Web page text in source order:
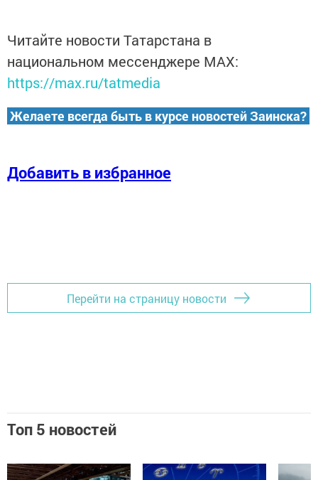
Читайте новости Татарстана в
национальном мессенджере MАХ:
https://max.ru/tatmedia
Желаете всегда быть в курсе новостей Заинска?
Добавить в избранное
Перейти на страницу новости
Топ 5 новостей